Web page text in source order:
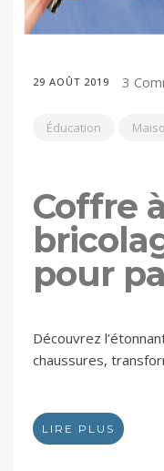
29 AOÛT 2019 3
Éducation
Coffre
pour
Découvrez
chaussures,
LIRE PLUS